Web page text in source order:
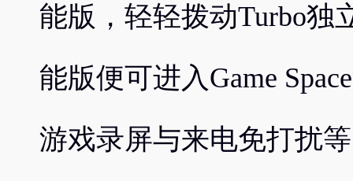
能版，轻轻拨动Turbo独
能版便可进入Game
游戏录屏与来电免打扰